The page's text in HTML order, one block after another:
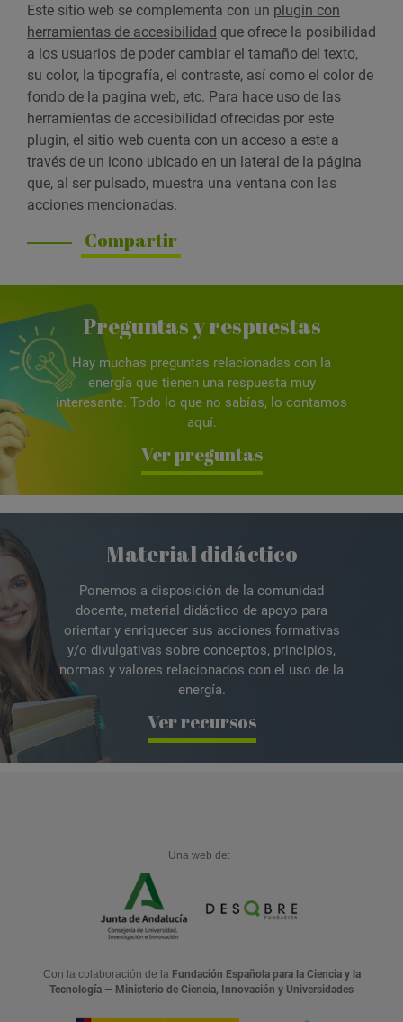
Este sitio web se complementa con un plugin con
herramientas de accesibilidad que ofrece la posibilidad
a los usuarios de poder cambiar el tamaño del texto,
su color, la tipografía, el contraste, así como el color de
fondo de la pagina web, etc. Para hace uso de las
herramientas de accesibilidad ofrecidas por este
plugin, el sitio web cuenta con un acceso a este a
través de un icono ubicado en un lateral de la página
que, al ser pulsado, muestra una ventana con las
acciones mencionadas.
Compartir
Preguntas y respuestas
Hay muchas preguntas relacionadas con la
energía que tienen una respuesta muy
interesante. Todo lo que no sabías, lo contamos
aquí.
Ver preguntas
Material didáctico
Ponemos a disposición de la comunidad
docente, material didáctico de apoyo para
orientar y enriquecer sus acciones formativas
y/o divulgativas sobre conceptos, principios,
normas y valores relacionados con el uso de la
energía.
Ver recursos
Una web de:
Con la colaboración de la Fundación Española para la Ciencia y la
Tecnología — Ministerio de Ciencia, Innovación y Universidades